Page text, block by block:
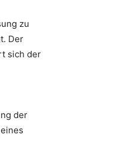
zu
Der
sich der
der